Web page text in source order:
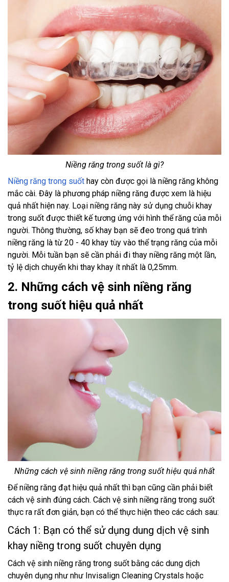
Niềng răng trong suốt là gì?
Niềng răng trong suốt hay còn được gọi là niềng răng không
mắc cài. Đây là phương pháp niềng răng được xem là hiệu
quả nhất hiện nay. Loại niềng răng này sử dụng chuỗi khay
trong suốt được thiết kế tương ứng với hình thể răng của mỗi
người. Thông thường, số khay bạn sẽ đeo trong quá trình
niềng răng là từ 20 - 40 khay tùy vào thể trạng răng của mỗi
người. Mỗi tuần bạn sẽ cần phải đi thay niềng răng một lần,
tỷ lệ dịch chuyển khi thay khay ít nhất là 0,25mm.
2. Những cách vệ sinh niềng răng
trong suốt hiệu quả nhất
Những cách vệ sinh niềng răng trong suốt hiệu quả nhất
Để niềng răng đạt hiệu quả nhất thì bạn cũng cần phải biết
cách vệ sinh đúng cách. Cách vệ sinh niềng răng trong suốt
thực ra rất đơn giản, bạn có thể thực hiện theo các cách sau:
Cách 1: Bạn có thể sử dụng dung dịch vệ sinh
khay niềng trong suốt chuyên dụng
Cách vệ sinh niềng răng trong suốt bằng các dung dịch
chuyên dụng như như Invisalign Cleaning Crystals hoặc